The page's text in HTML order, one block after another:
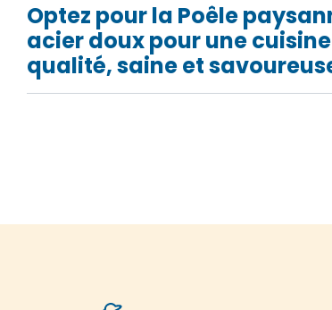
Optez pour la Poêle
acier doux pour une
qualité, saine et